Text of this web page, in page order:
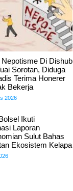
Nepotisme Di Dishub
Sorotan, Diduga
Terima Honerer
Bekerja
2026
Ikuti
Laporan
Sulut Bahas
Ekosistem Kelapa